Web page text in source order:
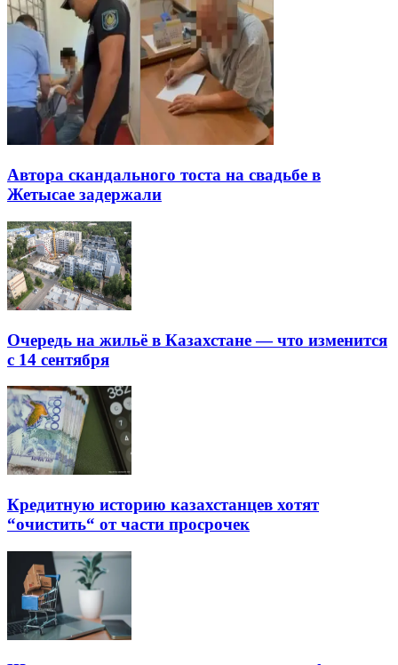
Автора скандального тоста на свадьбе в
Жетысае задержали
Очередь на жильё в Казахстане — что изменится
с 14 сентября
Кредитную историю казахстанцев хотят
“очистить“ от части просрочек